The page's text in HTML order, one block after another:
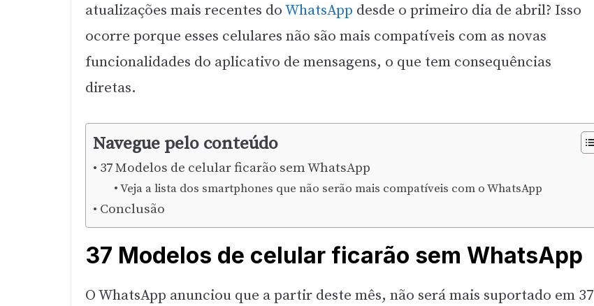
atualizações mais recentes doWhatsApp desde o primeiro dia de abril? Isso
ocorre porque esses celulares não são mais compatíveis com as novas
funcionalidades do aplicativo de mensagens, o que tem consequências
diretas.
Navegue pelo conteúdo
37 Modelos de celular ficarão sem WhatsApp
Veja a lista dos smartphones que não serão mais compatíveis com o WhatsApp
Conclusão
37 Modelos de celular ficarão sem WhatsApp
O WhatsApp anunciou que a partir deste mês, não será mais suportado em 37